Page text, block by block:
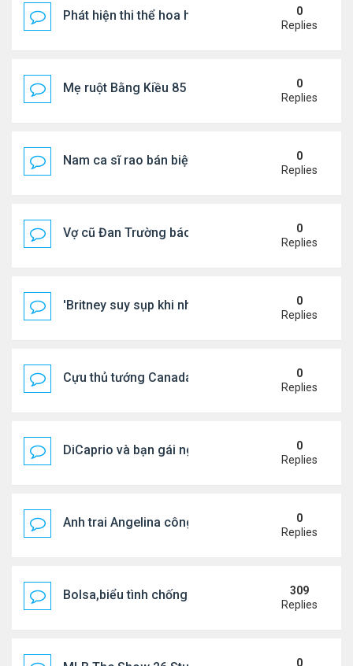
Phát hiện thi thể hoa hậu trong túi xách giữa rừng
0
Replies
Mẹ ruột Bằng Kiều 85 tuổi: "Miếng ăn vào mồm là
0
Replies
Nam ca sĩ rao bán biệt thự ở Saigon
0
Replies
Vợ cũ Đan Trường báo tin vui
0
Replies
'Britney suy sụp khi nhận tin nhắn chia tay của
0
Replies
Cựu thủ tướng Canada & gf tình tứ trên biển Hy
0
Replies
DiCaprio và bạn gái nghỉ dưỡng ở Địa Trung Hải
0
Replies
Anh trai Angelina công khai đồng tính ở tuổi 53
0
Replies
Bolsa,biểu tình chống ca nô.
309
Replies
0